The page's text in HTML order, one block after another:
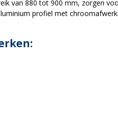
van 880 tot 900 mm, zorgen
profiel met